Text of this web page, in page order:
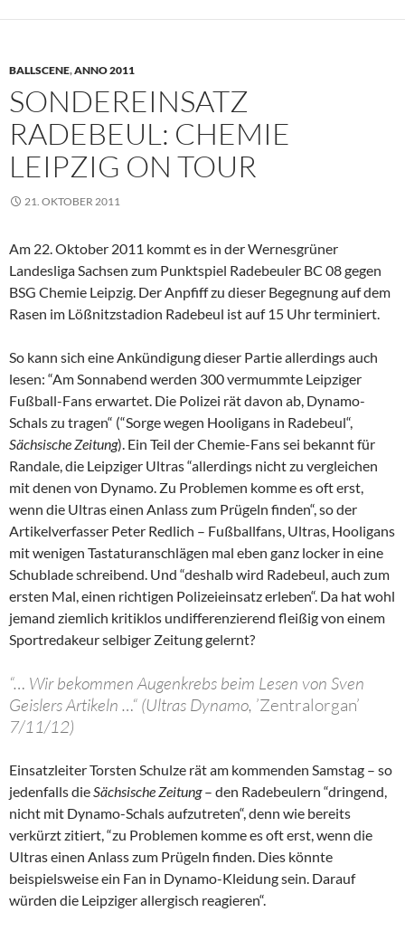
BALLSCENE,ANNO 2011
SONDEREINSATZ
RADEBEUL: CHEMIE
LEIPZIG ON TOUR
21. OKTOBER 2011
Am 22. Oktober 2011 kommt es in der Wernesgrüner
Landesliga Sachsen zum Punktspiel Radebeuler BC 08 gegen
BSG Chemie Leipzig. Der Anpfiff zu dieser Begegnung auf dem
Rasen im Lößnitzstadion Radebeul ist auf 15 Uhr terminiert.
So kann sich eine Ankündigung dieser Partie allerdings auch
lesen: “Am Sonnabend werden 300 vermummte Leipziger
Fußball-Fans erwartet. Die Polizei rät davon ab, Dynamo-
Schals zu tragen“ (“Sorge wegen Hooligans in Radebeul“,
Sächsische Zeitung). Ein Teil der Chemie-Fans sei bekannt für
Randale, die Leipziger Ultras “allerdings nicht zu vergleichen
mit denen von Dynamo. Zu Problemen komme es oft erst,
wenn die Ultras einen Anlass zum Prügeln finden“, so der
Artikelverfasser Peter Redlich – Fußballfans, Ultras, Hooligans
mit wenigen Tastaturanschlägen mal eben ganz locker in eine
Schublade schreibend. Und “deshalb wird Radebeul, auch zum
ersten Mal, einen richtigen Polizeieinsatz erleben“. Da hat wohl
jemand ziemlich kritiklos undifferenzierend fleißig von einem
Sportredakeur selbiger Zeitung gelernt?
“… Wir bekommen Augenkrebs beim Lesen von Sven
Geislers Artikeln …“ (Ultras Dynamo, ’Zentralorgan’
7/11/12)
Einsatzleiter Torsten Schulze rät am kommenden Samstag – so
jedenfalls dieSächsische Zeitung– den Radebeulern “dringend,
nicht mit Dynamo-Schals aufzutreten“, denn wie bereits
verkürzt zitiert, “zu Problemen komme es oft erst, wenn die
Ultras einen Anlass zum Prügeln finden. Dies könnte
beispielsweise ein Fan in Dynamo-Kleidung sein. Darauf
würden die Leipziger allergisch reagieren“.